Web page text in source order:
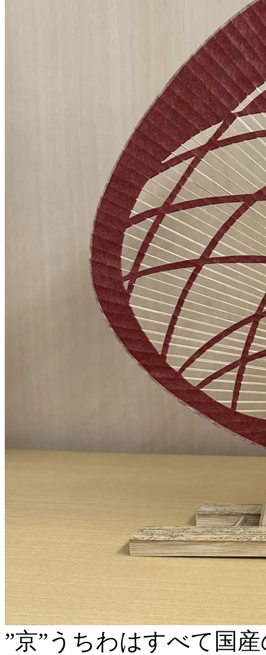
”京”うちわはすべて国